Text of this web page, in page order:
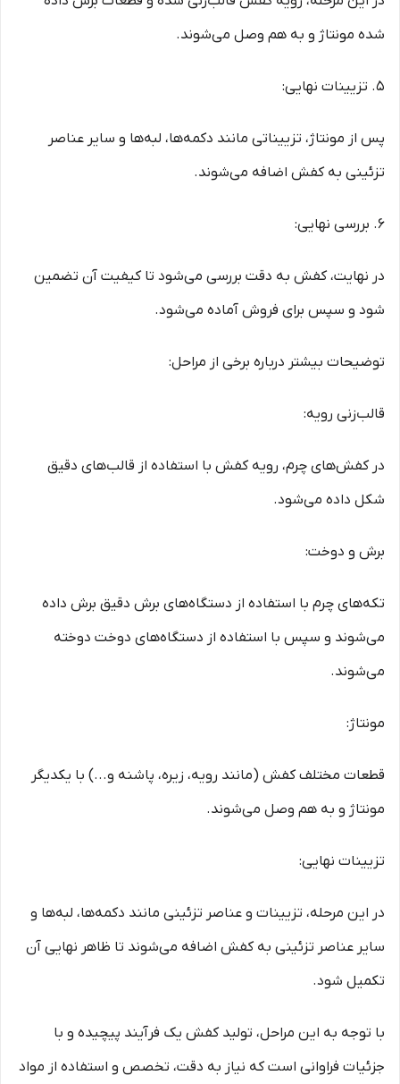
شده مونتاژ و به هم وصل می‌شوند.
5. تزیینات نهایی:
پس از مونتاژ، تزییناتی مانند دکمه‌ها، لبه‌ها و سایر عناصر
تزئینی به کفش اضافه می‌شوند.
6. بررسی نهایی:
در نهایت، کفش به دقت بررسی می‌شود تا کیفیت آن تضمین
شود و سپس برای فروش آماده می‌شود.
توضیحات بیشتر درباره برخی از مراحل:
قالب‌زنی رویه:
در کفش‌های چرم، رویه کفش با استفاده از قالب‌های دقیق
شکل داده می‌شود.
برش و دوخت:
تکه‌های چرم با استفاده از دستگاه‌های برش دقیق برش داده
می‌شوند و سپس با استفاده از دستگاه‌های دوخت دوخته
می‌شوند.
مونتاژ:
قطعات مختلف کفش (مانند رویه، زیره، پاشنه و...) با یکدیگر
مونتاژ و به هم وصل می‌شوند.
تزیینات نهایی:
در این مرحله، تزیینات و عناصر تزئینی مانند دکمه‌ها، لبه‌ها و
سایر عناصر تزئینی به کفش اضافه می‌شوند تا ظاهر نهایی آن
تکمیل شود.
با توجه به این مراحل، تولید کفش یک فرآیند پیچیده و با
جزئیات فراوانی است که نیاز به دقت، تخصص و استفاده از مواد